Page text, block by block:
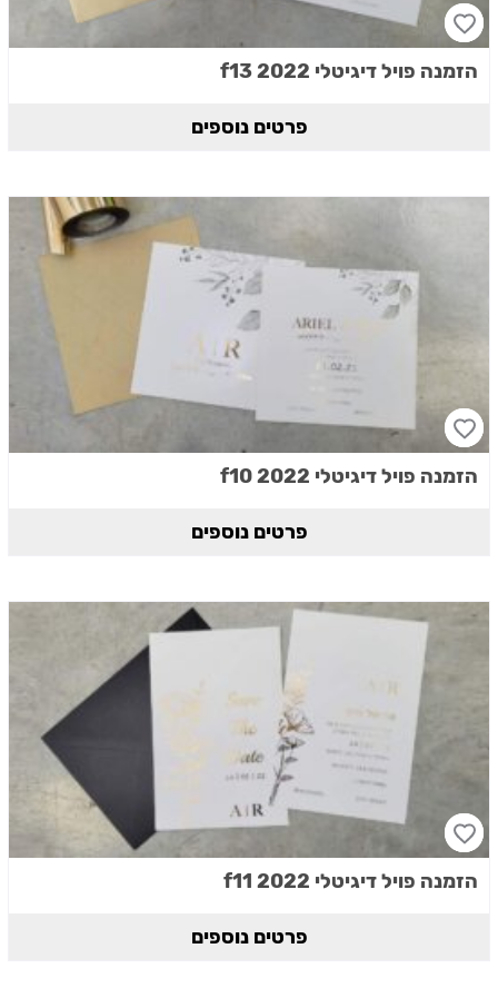
הזמנה פויל דיגיטלי 2022 f13
פרטים נוספים
הזמנה פויל דיגיטלי 2022 f10
פרטים נוספים
הזמנה פויל דיגיטלי 2022 f11
פרטים נוספים